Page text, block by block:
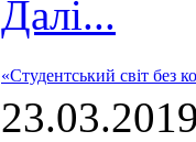
Далі...
«Студентський світ без